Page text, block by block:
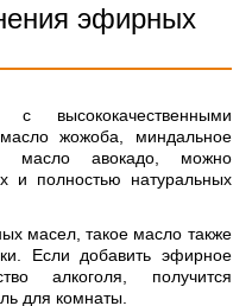
эфирных
высококачественными
жожоба, миндальное
масло авокадо, можно
и полностью натуральных
масел, такое масло также
Если добавить эфирное
алкоголя, получится
для комнаты.